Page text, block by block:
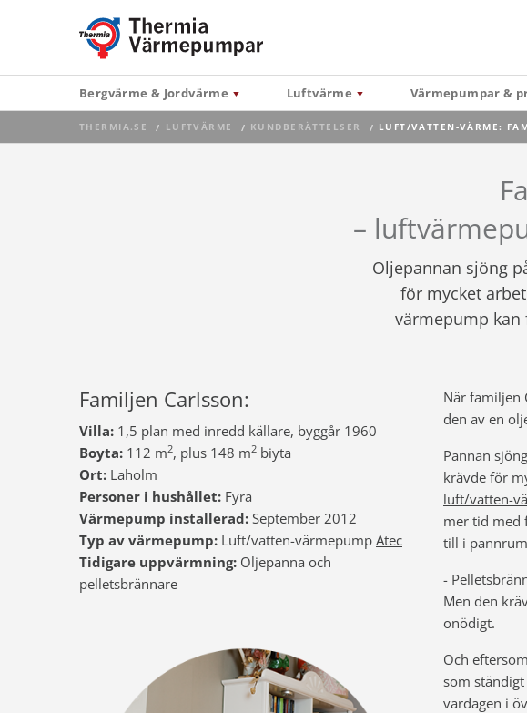
Bergvärme & Jordvärme Luftvärme Värmepumpar &
THERMIA.SE LUFTVÄRME KUNDBERÄTTELSER CURRENT:
LUFT/VATTEN-VÄRME:
–
Oljepannan sjöng
för mycket
värmepump
Familjen Carlsson:
Villa: 1,5 plan med inredd källare, byggår 1960
Boyta: 112 m2, plus 148 m2 biyta
Ort: Laholm
Personer i hushållet: Fyra
Värmepump installerad: September 2012
Typ av värmepump: Luft/vatten-värmepump Atec
Tidigare uppvärmning: Oljepanna och
pelletsbrännare
När familjen
den av en
Pannan
krävde för
luft/vatten-
mer tid med
till i
-
Men den
onödigt.
Och
som
vardagen i